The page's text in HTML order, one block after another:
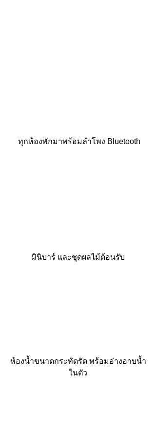
ทุกห้องพักมาพร้อมลำโพง Bluetooth
มินิบาร์ และชุดผลไม้ต้อนรับ
ห้องน้ำขนาดกระทัดรัด พร้อมอ่างอาบน้ำ
ในตัว